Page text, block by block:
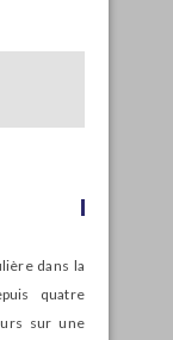
dans la
quatre
sur une